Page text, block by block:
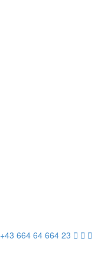
+43 664 64 664 23